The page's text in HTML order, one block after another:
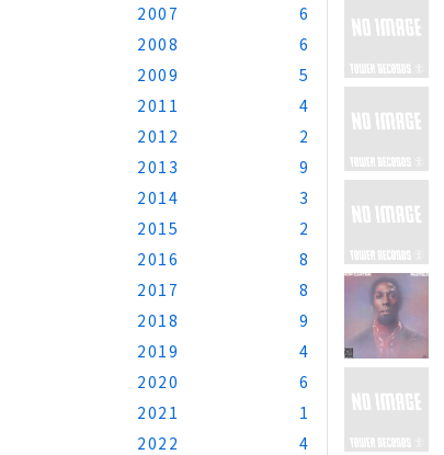
2007
6
2008
6
2009
5
2011
4
2012
2
2013
9
2014
3
2015
2
2016
8
2017
8
2018
9
2019
4
2020
6
2021
1
2022
4